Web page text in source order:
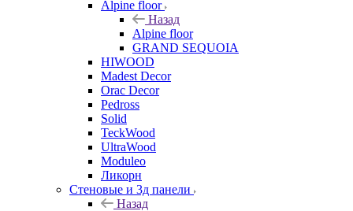
Alpine floor
Назад
Alpine floor
GRAND SEQUOIA
HIWOOD
Madest Decor
Orac Decor
Pedross
Solid
TeckWood
UltraWood
Moduleo
Ликорн
Стеновые и 3д панели
Назад